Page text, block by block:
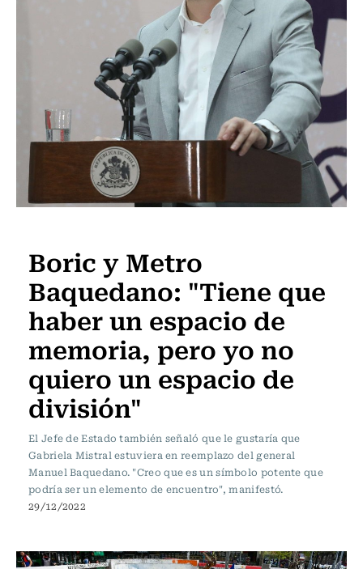
Boric y Metro
Baquedano: "Tiene que
haber un espacio de
memoria, pero yo no
quiero un espacio de
división"
El Jefe de Estado también señaló que le gustaría que
Gabriela Mistral estuviera en reemplazo del general
Manuel Baquedano. "Creo que es un símbolo potente que
podría ser un elemento de encuentro", manifestó.
29/12/2022